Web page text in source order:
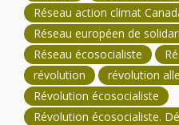
Réseau action climat
Réseau européen de
Réseau écosocialiste
révolution
révolution
Révolution écosocialiste
Révolution écosocialiste.